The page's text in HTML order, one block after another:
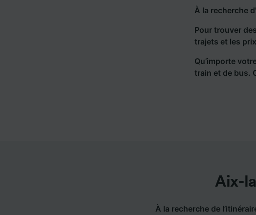
À la recherche
Pour trouver
trajets et les
Qu’importe
train et de bus.
Aix-
À la recherche de